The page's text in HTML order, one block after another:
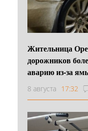
Жительница
дорожников
аварию из-за
8 августа 17:32